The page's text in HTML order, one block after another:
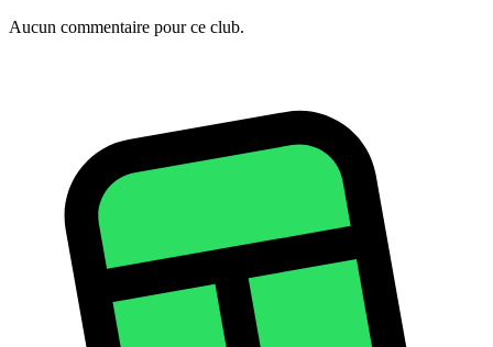
Aucun commentaire pour ce club.